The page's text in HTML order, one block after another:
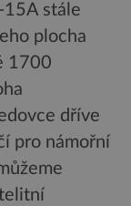
15A stále
plocha
1700
dříve
pro námořní